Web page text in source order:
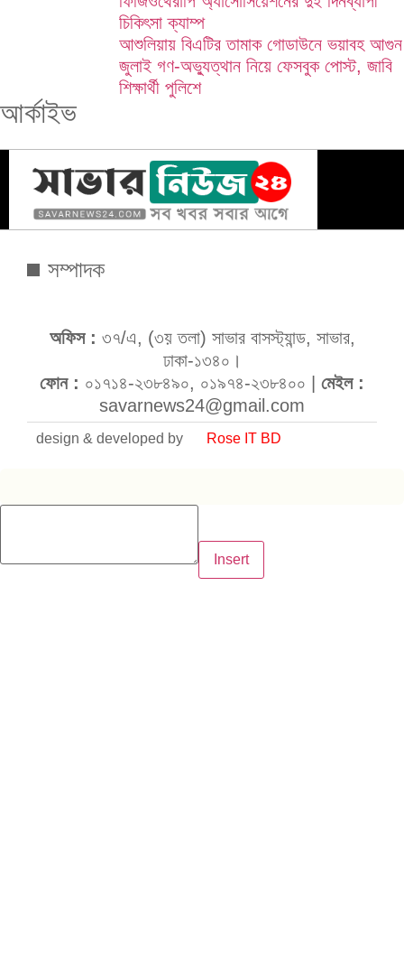
চিকিৎসা ক্যাম্প
আশুলিয়ায় বিএটির তামাক গোডাউনে ভয়াবহ আগুন
জুলাই গণ-অভ্যুত্থান নিয়ে ফেসবুক পোস্ট, জাবি
শিক্ষার্থী পুলিশে
আর্কাইভ
সম্পাদক
অফিস : ৩৭/এ, (৩য় তলা) সাভার বাসস্ট্যান্ড, সাভার,
ঢাকা-১৩৪০।
ফোন : ০১৭১৪-২৩৮৪৯০, ০১৯৭৪-২৩৮৪০০ | মেইল :
savarnews24@gmail.com
design & developed by Rose IT BD
Insert